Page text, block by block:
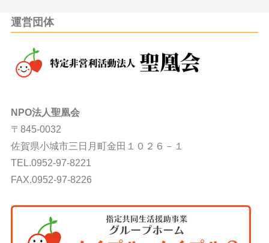
運営団体
NPO法人聖凰会
〒845-0032
佐賀県小城市三日月町金田１０２６－１
TEL.0952-97-8221
FAX.0952-97-8226